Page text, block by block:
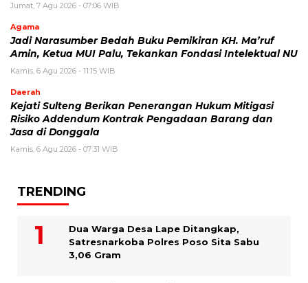
Jumat, 7 Agu 2026 - 07:06 WIB
Agama
Jadi Narasumber Bedah Buku Pemikiran KH. Ma’ruf
Amin, Ketua MUI Palu, Tekankan Fondasi Intelektual NU
Kamis, 6 Agu 2026 - 11:15 WIB
Daerah
Kejati Sulteng Berikan Penerangan Hukum Mitigasi
Risiko Addendum Kontrak Pengadaan Barang dan
Jasa di Donggala
Kamis, 6 Agu 2026 - 07:31 WIB
TRENDING
Dua Warga Desa Lape Ditangkap,
Satresnarkoba Polres Poso Sita Sabu
3,06 Gram